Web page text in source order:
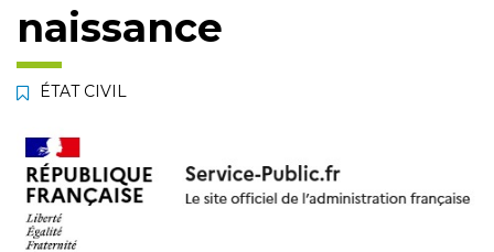
naissance
ÉTAT CIVIL